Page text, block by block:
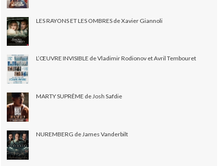
LES RAYONS ET LES OMBRES de Xavier Giannoli
L’ŒUVRE INVISIBLE de Vladimir Rodionov et Avril Tembouret
MARTY SUPRÊME de Josh Safdie
NUREMBERG de James Vanderbilt